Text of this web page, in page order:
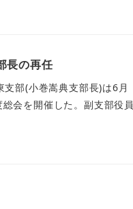
長の再任
部(小巻嵩典支部長)は6月
会を開催した。副支部役員